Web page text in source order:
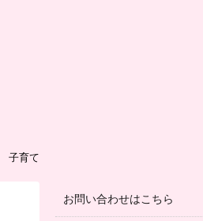
子育て
お問い合わせはこちら